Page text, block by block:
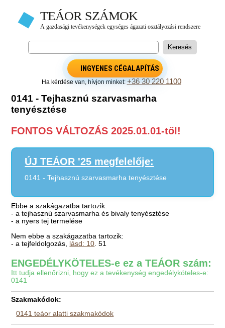
INGYENES CÉGALAPÍTÁS
Ha kérdése van, hívjon minket:+36 30 220 1100
0141 - Tejhasznú szarvasmarha
tenyésztése
FONTOS VÁLTOZÁS 2025.01.01-től!
ÚJ TEÁOR '25 megfelelője:
0141 - Tejhasznú szarvasmarha tenyésztése
Ebbe a szakágazatba tartozik:
- a tejhasznú szarvasmarha és bivaly tenyésztése
- a nyers tej termelése
Nem ebbe a szakágazatba tartozik:
- a tejfeldolgozás, lásd: 10 . 51
ENGEDÉLYKÖTELES-e ez a TEÁOR szám:
Itt tudja ellenőrizni, hogy ez a tevékenység engedélyköteles-e:
0141
Szakmakódok:
0141 teáor alatti szakmakódok